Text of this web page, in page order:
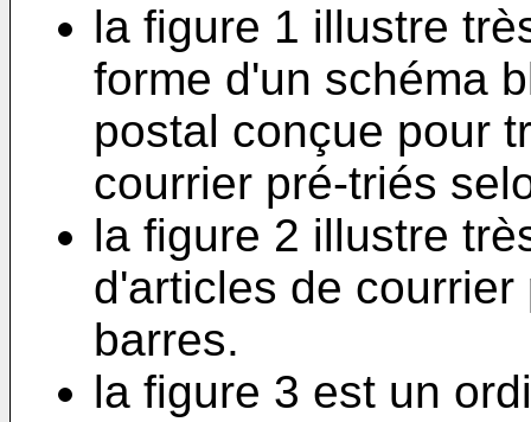
la figure 1 illustre
forme d'un schéma
postal conçue pour
courrier pré-triés
la figure 2 illustre
d'articles de
barres.
la figure 3 est un